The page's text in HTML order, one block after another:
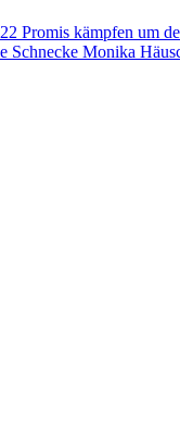
Promis kämpfen um
Schnecke Monika